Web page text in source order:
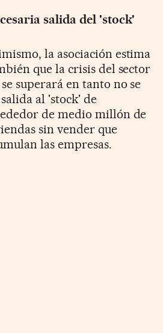
salida del 'stock'
la asociación estima
que la crisis del sector
superará en tanto no se
al 'stock' de
de medio millón de
sin vender que
las empresas.